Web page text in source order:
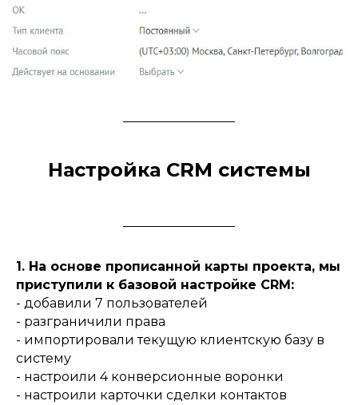
Настройка CRM системы
1. На основе прописанной карты проекта, мы
приступили к базовой настройке CRM:
- добавили 7 пользователей
- разграничили права
- импортировали текущую клиентскую базу в
систему
- настроили 4 конверсионные воронки
- настроили карточки сделки контактов